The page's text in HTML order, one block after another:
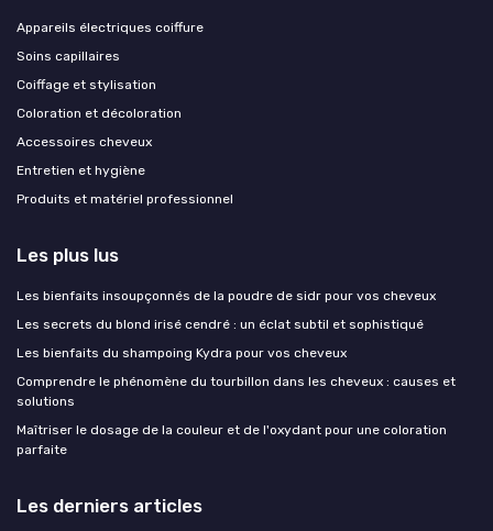
Appareils électriques coiffure
Soins capillaires
Coiffage et stylisation
Coloration et décoloration
Accessoires cheveux
Entretien et hygiène
Produits et matériel professionnel
Les plus lus
Les bienfaits insoupçonnés de la poudre de sidr pour vos cheveux
Les secrets du blond irisé cendré : un éclat subtil et sophistiqué
Les bienfaits du shampoing Kydra pour vos cheveux
Comprendre le phénomène du tourbillon dans les cheveux : causes et
solutions
Maîtriser le dosage de la couleur et de l'oxydant pour une coloration
parfaite
Les derniers articles